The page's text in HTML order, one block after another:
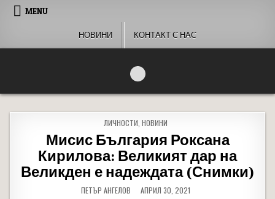
Skip to content
MENU
НОВИНИ КОНТАКТ С НАС
POSTED IN
ЛИЧНОСТИ НОВИНИ
Мисис България Роксана
Кирилова: Великият дар на
Великден е надеждата (Снимки)
ПЕТЪР АНГЕЛОВ АПРИЛ 30, 2021